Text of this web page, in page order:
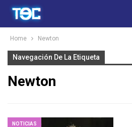
Home Newton
Navegación De La Etiqueta
Newton
NOTICIAS